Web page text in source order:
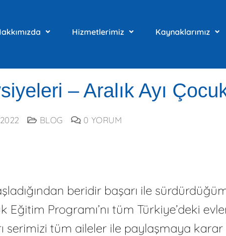
Hizmetlerimiz Kaynaklarımız
– Aralık Ayı
BLOG 0 YORUM
beridir başarı ile
Eğitim Programı’nı tüm Türkiye’deki
tüm aileler ile paylaşmaya